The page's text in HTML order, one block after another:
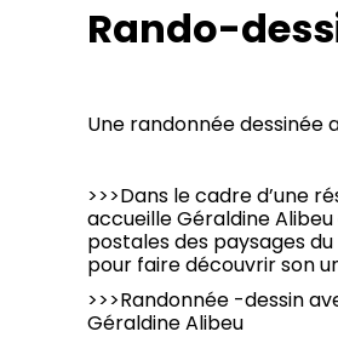
Rando-
Une randonnée dessinée
>>>Dans le cadre d’une
accueille Géraldine
postales des paysages
pour faire découvrir son
>>>Randonnée -dessin
Géraldine Alibeu